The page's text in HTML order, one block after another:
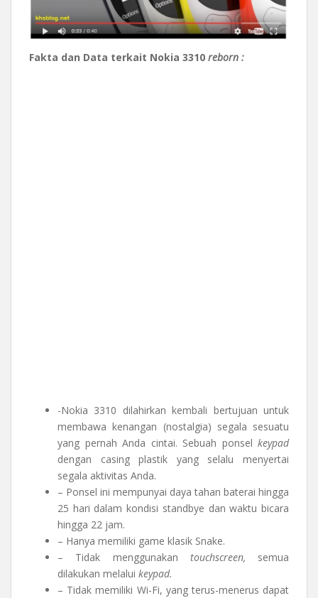
Fakta dan Data terkait Nokia 3310 reborn :
-Nokia 3310 dilahirkan kembali bertujuan untuk
membawa kenangan (nostalgia) segala sesuatu
yang pernah Anda cintai. Sebuah ponsel keypad
dengan casing plastik yang selalu menyertai
segala aktivitas Anda.
– Ponsel ini mempunyai daya tahan baterai hingga
25 hari dalam kondisi standbye dan waktu bicara
hingga 22 jam.
– Hanya memiliki game klasik Snake.
– Tidak menggunakan touchscreen, semua
dilakukan melalui keypad.
– Tidak memiliki Wi-Fi, yang terus-menerus dapat